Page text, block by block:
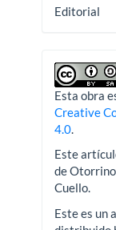
Editorial
Esta obra
Creative
4.0.
Este
de
Cuello.
Este es un